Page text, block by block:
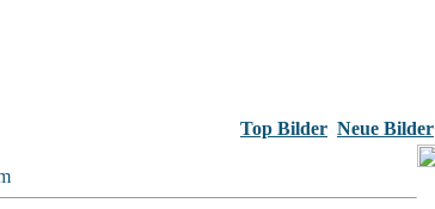
Top Bilder Neue Bilder